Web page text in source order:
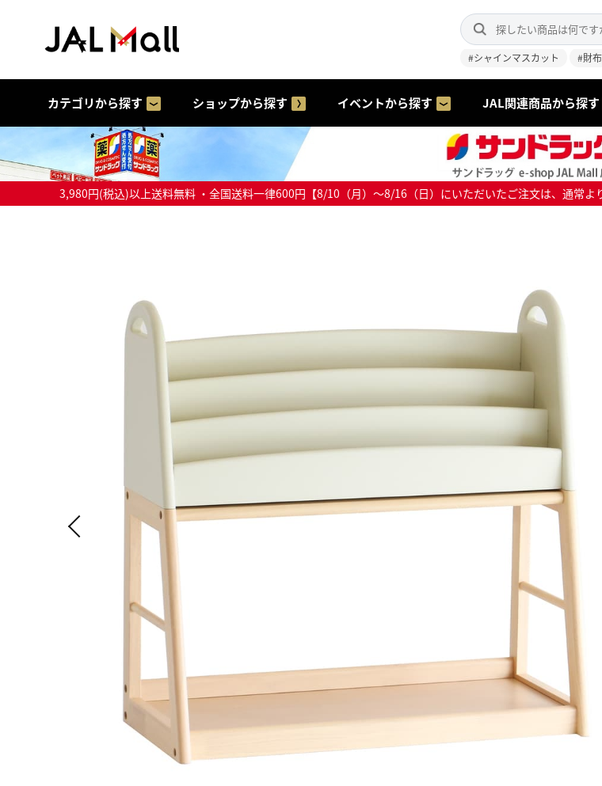
#シャインマスカット #財布
カテゴリから探す ショップから探す イベントから探す JAL関連商品から探す
3,980円(税込)以上送料無料 ・全国送料一律600円【8/10（月）～8/16（日）にいただいたご注文は、通常